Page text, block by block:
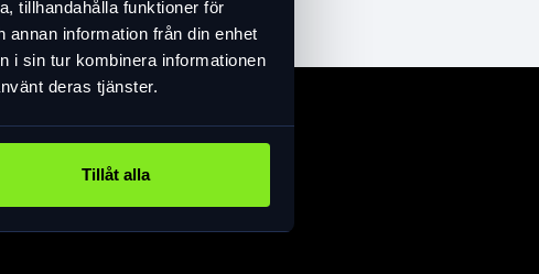
tillhandahålla funktioner för
information från din enhet
i sin tur kombinera informationen
deras tjänster.
Tillåt alla